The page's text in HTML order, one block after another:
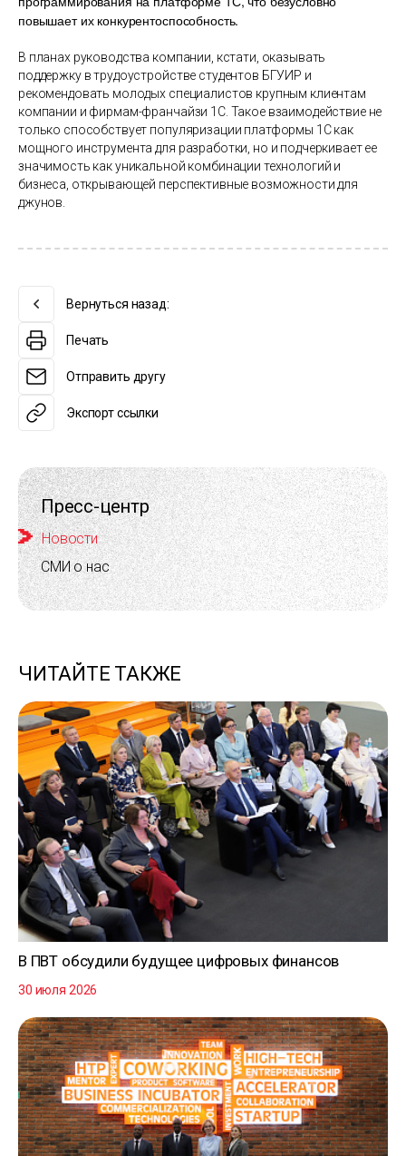
Пресс-центр
Новости
СМИ о нас
ЧИТАЙТЕ ТАКЖЕ
В ПВТ обсудили будущее цифровых финансов
30 июля 2026
повышает их конкурентоспособность.
В планах руководства компании, кстати, оказывать
поддержку в трудоустройстве студентов БГУИР и
рекомендовать молодых специалистов крупным клиентам
компании и фирмам-франчайзи 1С. Такое взаимодействие не
только способствует популяризации платформы 1С как
мощного инструмента для разработки, но и подчеркивает ее
значимость как уникальной комбинации технологий и
бизнеса, открывающей перспективные возможности для
джунов.
Вернуться назад:
Печать
Отправить другу
Экспорт ссылки